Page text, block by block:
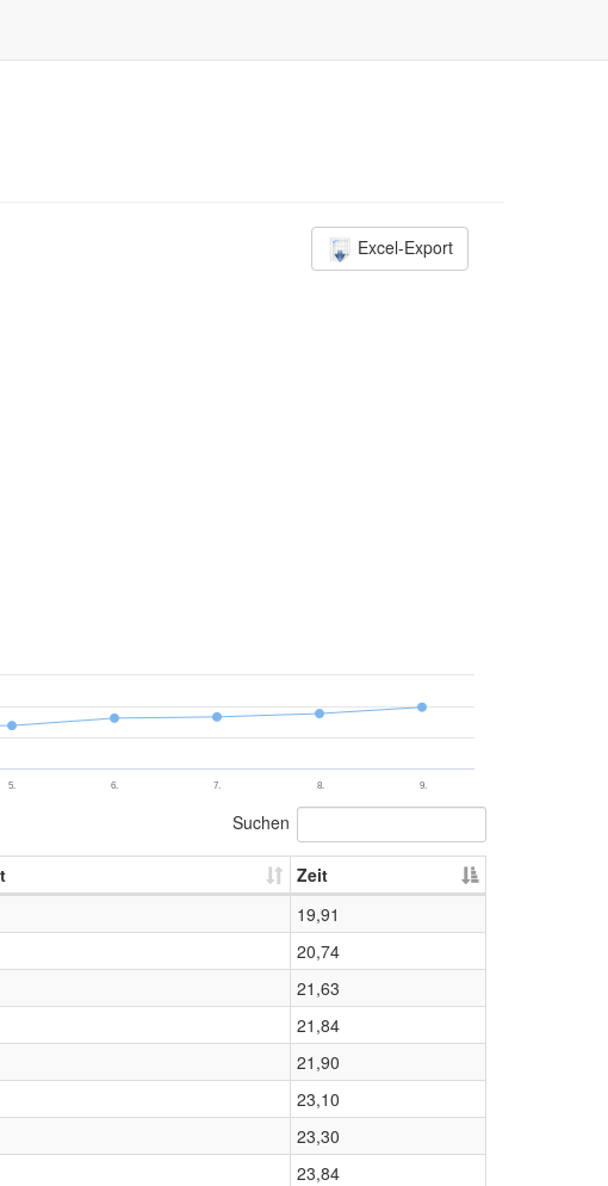
Excel-Export
5. 6. 7. 8. 9.
Suchen
Zeit
19,91
20,74
21,63
21,84
21,90
23,10
23,30
23,84